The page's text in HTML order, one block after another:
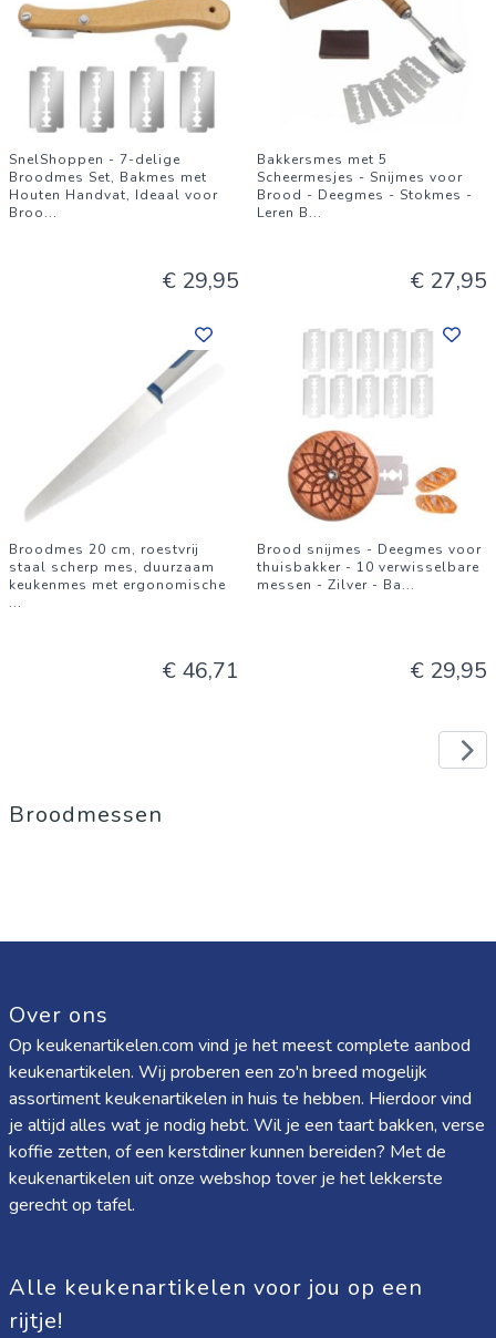
SnelShoppen - 7-delige
Broodmes Set, Bakmes met
Houten Handvat, Ideaal voor
Broo...
€ 29,95
Bakkersmes met 5
Scheermesjes - Snijmes voor
Brood - Deegmes - Stokmes -
Leren B...
€ 27,95
Broodmes 20 cm, roestvrij
staal scherp mes, duurzaam
keukenmes met ergonomische
...
€ 46,71
Brood snijmes - Deegmes voor
thuisbakker - 10 verwisselbare
messen - Zilver - Ba...
€ 29,95
Broodmessen
Over ons
Op keukenartikelen.com vind je het meest complete aanbod
keukenartikelen. Wij proberen een zo'n breed mogelijk
assortiment keukenartikelen in huis te hebben. Hierdoor vind
je altijd alles wat je nodig hebt. Wil je een taart bakken, verse
koffie zetten, of een kerstdiner kunnen bereiden? Met de
keukenartikelen uit onze webshop tover je het lekkerste
gerecht op tafel.
Alle keukenartikelen voor jou op een
rijtje!